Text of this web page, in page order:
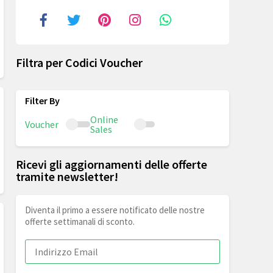
Filtra per Codici Voucher
Voucher
Online
Sales
Ricevi gli aggiornamenti delle offerte
tramite newsletter!
Diventa il primo a essere notificato delle nostre
offerte settimanali di sconto.